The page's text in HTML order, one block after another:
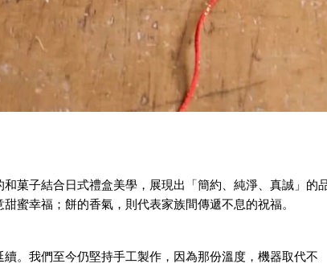
菓子結合日式禮盒美學，展現出「簡約、純淨、真誠」的
蜜幸福；餅的香氣，則代表家族間傳遞不息的祝福。
。我們至今仍堅持手工製作，因為那份溫度，機器取代不